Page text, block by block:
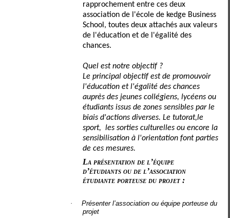
rapprochement entre ces deux
association de l'école de kedge Business
School, toutes deux attachés aux valeurs
de l'éducation et de l'égalité des
chances.
Quel est notre objectif ?
Le principal objectif est de promouvoir
l'éducation et l'égalité des chances
auprès des jeunes collégiens, lycéens ou
étudiants issus de zones sensibles par le
biais d'actions diverses. Le tutorat,le
sport, les sorties culturelles ou encore la
sensibilisation à l'orientation font parties
de ces mesures.
La présentation de l’équipe
d’étudiants ou de l’association
étudiante porteuse du projet :
·
Présenter l’association ou équipe porteuse du
projet